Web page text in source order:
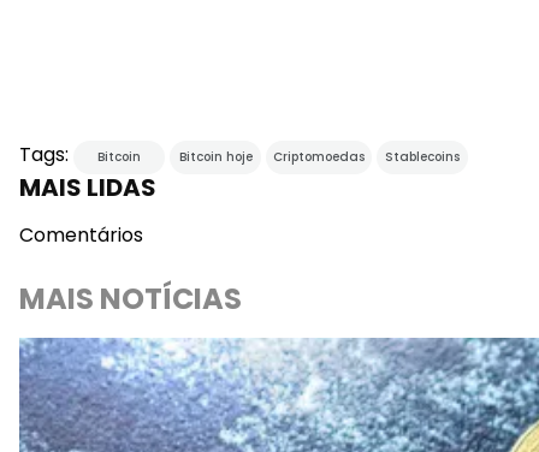
Tags: Bitcoin Bitcoin hoje Criptomoedas Stablecoins
MAIS LIDAS
Comentários
MAIS NOTÍCIAS